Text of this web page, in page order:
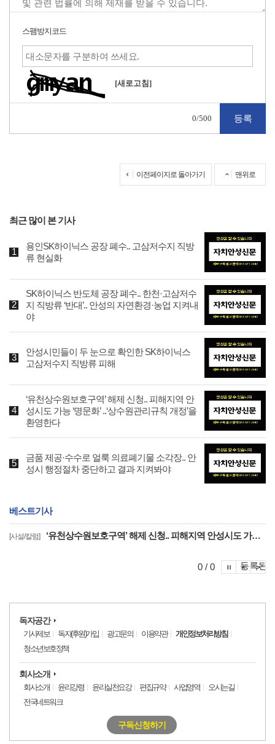
스팸방지코드
[새로고침]
0/500
이전페이지로 돌아가기 맨위로
최근 많이 본 기사
용인SK하이닉스 공장 폐수.. 고삼저수지 직방
류 현실화
SK하이닉스 반도체 공장 폐수.. 한천·고삼저수
지 직방류 ‘반대’.. 안성의 자연환경·농업 지켜내
야
안성시민들이 두 눈으로 확인한 SK하이닉스
고삼저수지 직방류 피해
‘유천상수원보호구역’ 해제 신청.. 피해지역 안
성시도 가능 ‘명문화’ ..‘상수원관리규칙 개정’을
환영한다
금품 제공·수수로 얼룩 의료폐기물 소각장.. 안
성시 행정절차 중단하고 결과 지켜봐야
베스트기사
[사설/칼럼] ‘유천상수원보호구역’ 해제 신청.. 피해지역 안성시도 가능 ‘명문화’ ..‘상수원관리규칙 개정’을 환영한다
등록된
0 / 0 포토
포토이
독자공간
기사제보 독자(후원)가입 광고문의 이용약관
개인정보처리방침
청소년보호정책
회사소개
회사소개 윤리강령 윤리실천요강 편집규약 사업영역
오시는길
전국네트워크
구독신청하기